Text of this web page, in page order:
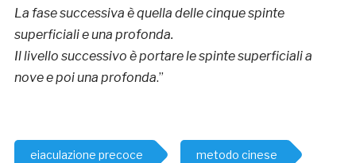
La fase successiva è quella delle cinque spinte
superficiali e una profonda.
Il livello successivo è portare le spinte superficiali a
nove e poi una profonda.”
eiaculazione precoce metodo cinese